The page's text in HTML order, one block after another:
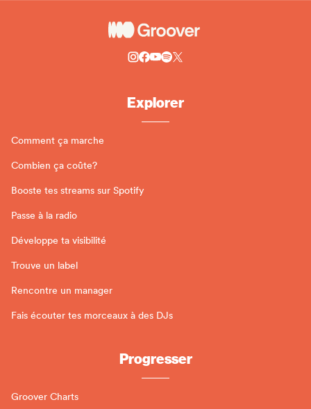
Explorer
Comment ça marche
Combien ça coûte?
Booste tes streams sur Spotify
Passe à la radio
Développe ta visibilité
Trouve un label
Rencontre un manager
Fais écouter tes morceaux à des DJs
Progresser
Groover Charts